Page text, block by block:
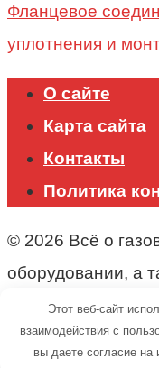
Фланцевое
уплотнения и
О сайте
Карта сайта
Контакты
Политика
© 2026 Всё о
оборудовании, а
строительстве.
Этот веб-сайт
взаимодействия с
вы даете согласие